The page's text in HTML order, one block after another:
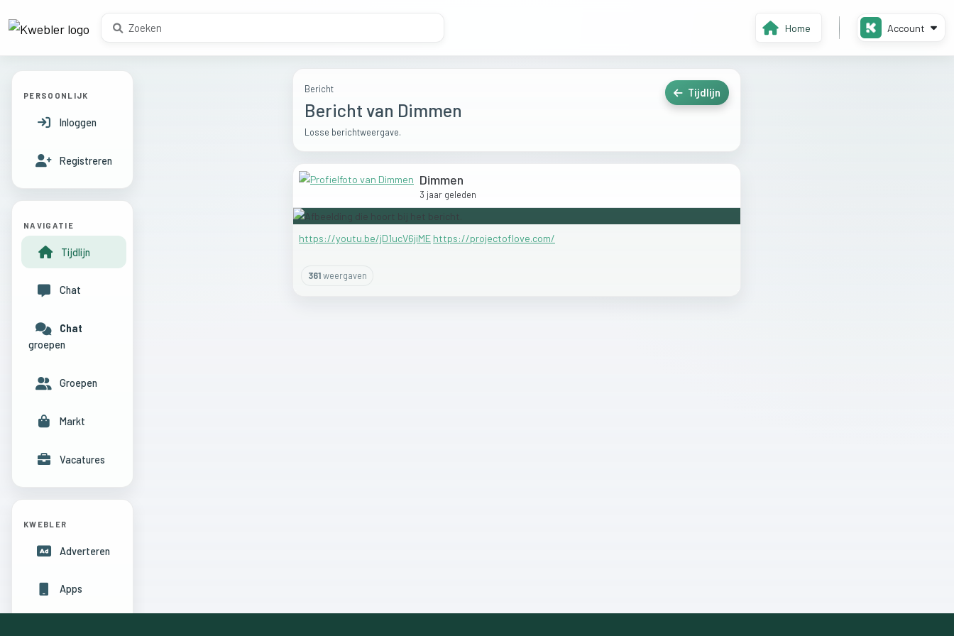
Home Account
Bericht
Bericht van Dimmen
Losse berichtweergave.
Tijdlijn
Dimmen
3 jaar geleden
https://youtu.be/jD1ucV6jiME https://projectoflove.com/
361weergaven
PERSOONLIJK
Inloggen
Registreren
NAVIGATIE
Tijdlijn
Chat
Chat
groepen
Groepen
Markt
Vacatures
KWEBLER
Adverteren
Apps